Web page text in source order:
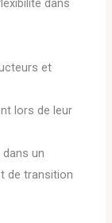
dans
et
lors de leur
un
de transition